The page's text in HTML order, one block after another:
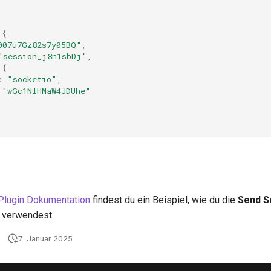
{
{
: "socketio"
"wGc1NlHMaW4JDUhe"
Dokumentation findest du ein Beispiel, wie du die Send
7. Januar 2025